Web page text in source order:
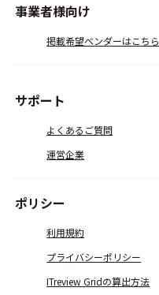
事業者様向け
掲載希望ベンダーはこちら
サポート
よくあるご質問
運営企業
ポリシー
利用規約
プライバシーポリシー
ITreview Gridの算出方法